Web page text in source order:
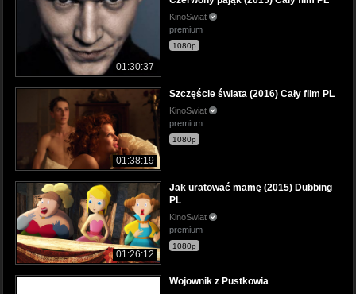
01:30:37
KinoSwiat
premium
1080p
01:38:19
Szczęście świata (2016) Cały film PL
KinoSwiat
premium
1080p
01:26:12
Jak uratować mamę (2015) Dubbing
PL
KinoSwiat
premium
1080p
Wojownik z Pustkowia